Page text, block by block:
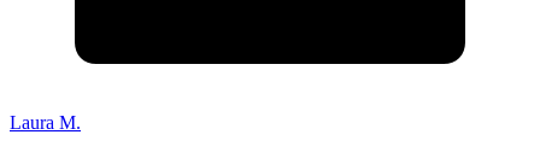
Laura M.